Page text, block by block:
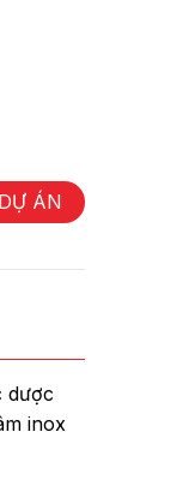
ÁN
dược
inox